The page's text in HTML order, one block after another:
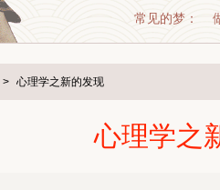
常见的梦：
> 心理学之新的发现
心理学之